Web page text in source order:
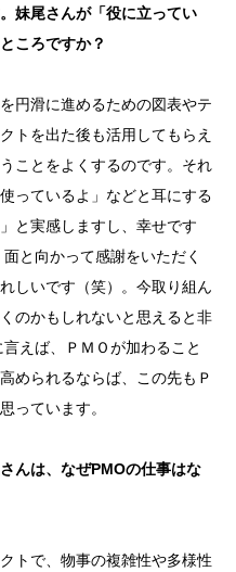
妹尾さんが「役に立ってい
ころですか？
円滑に進めるための図表やテ
トを出た後も活用してもらえ
ことをよくするのです。それ
っているよ」などと耳にする
と実感しますし、幸せです
と向かって感謝をいただく
しいです（笑）。今取り組ん
のかもしれないと思えると非
えば、ＰＭＯが加わること
められるならば、この先もＰ
っています。
んは、なぜPMOの仕事はな
トで、物事の複雑性や多様性